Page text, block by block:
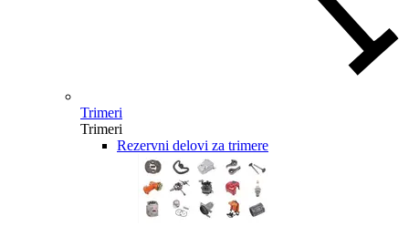
Trimeri
Trimeri
Rezervni delovi za trimere